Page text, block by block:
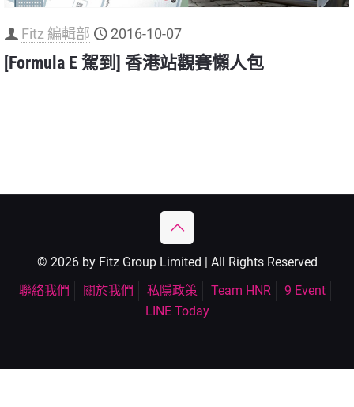
Fitz 編輯部 2016-10-07
[Formula E 駕到] 香港站觀賽懶人包
© 2026 by Fitz Group Limited | All Rights Reserved
聯絡我們
關於我們 私隱政策 Team HNR
9 Event
LINE Today